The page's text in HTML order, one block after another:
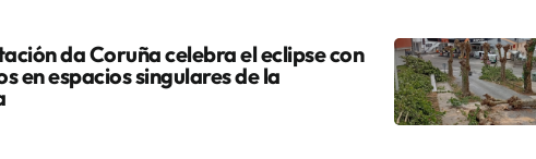
da Coruña celebra el eclipse con
en espacios singulares de la